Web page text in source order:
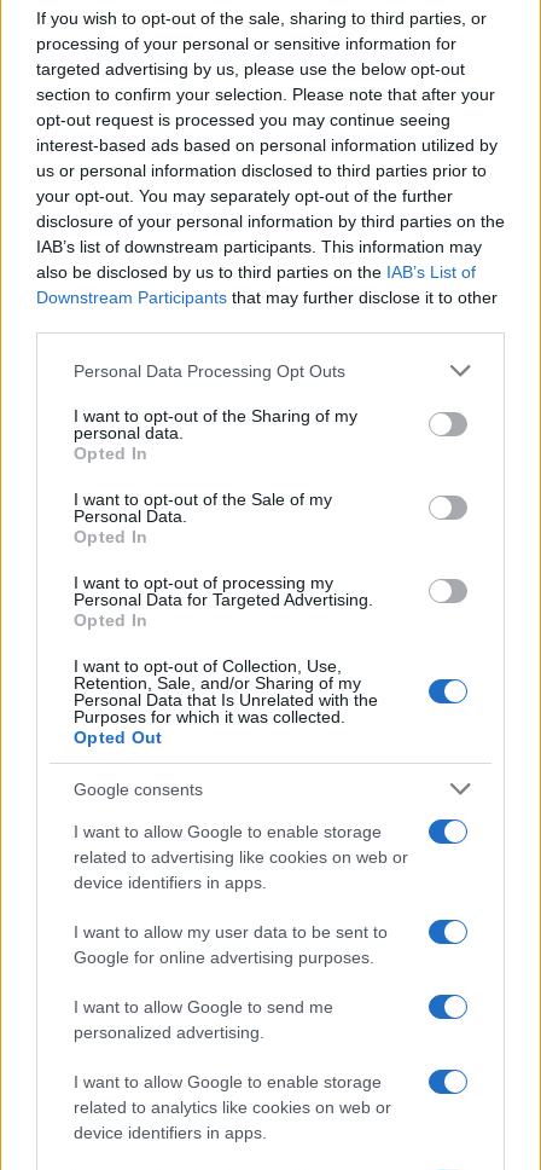
If you wish to opt-out of the sale, sharing to third parties, or
processing of your personal or sensitive information for
targeted advertising by us, please use the below opt-out
section to confirm your selection. Please note that after your
opt-out request is processed you may continue seeing
interest-based ads based on personal information utilized by
us or personal information disclosed to third parties prior to
your opt-out. You may separately opt-out of the further
disclosure of your personal information by third parties on the
IAB’s list of downstream participants. This information may
also be disclosed by us to third parties on the IAB’s List of
Downstream Participants that may further disclose it to other
Please note that this website/app uses one or more Google
not limited to your visit or usage behaviour. You may click to
grant or deny consent to Google and its third-party tags to
use your data for below specified purposes in below Google
consent section.
Personal Data Processing Opt Outs
I want to opt-out of the Sharing of my
personal data.
Opted In
I want to opt-out of the Sale of my
Personal Data.
Opted In
I want to opt-out of processing my
Personal Data for Targeted Advertising.
Opted In
I want to opt-out of Collection, Use,
Retention, Sale, and/or Sharing of my
Personal Data that Is Unrelated with the
Purposes for which it was collected.
Opted Out
Google consents
I want to allow Google to enable storage
related to advertising like cookies on web or
device identifiers in apps.
I want to allow my user data to be sent to
Google for online advertising purposes.
I want to allow Google to send me
personalized advertising.
I want to allow Google to enable storage
related to analytics like cookies on web or
device identifiers in apps.
Un eclipse solar es un espectáculo natural que…
CIENCIA Y TECNOLOGÍA
Cómo elegir una carrera STEAM: perfiles
emergentes y competencias clave
Descubre cómo elegir la mejor opción en STEAM:…
CIENCIA Y TECNOLOGÍA
Un hombre compra el primer mensaje
SMS de la historia por 107.000 euros
Un canadiense compra el primer mensaje de texto…
CIENCIA Y TECNOLOGÍA